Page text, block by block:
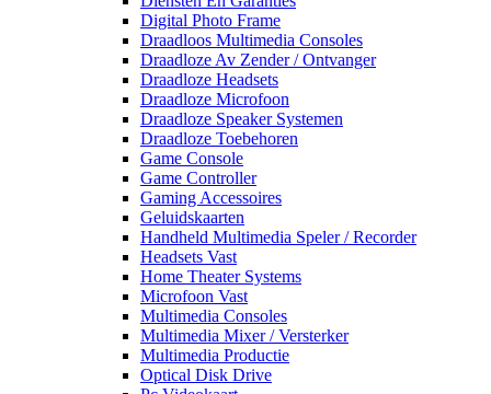
Digital Photo Frame
Draadloos Multimedia Consoles
Draadloze Av Zender / Ontvanger
Draadloze Headsets
Draadloze Microfoon
Draadloze Speaker Systemen
Draadloze Toebehoren
Game Console
Game Controller
Gaming Accessoires
Geluidskaarten
Handheld Multimedia Speler / Recorder
Headsets Vast
Home Theater Systems
Microfoon Vast
Multimedia Consoles
Multimedia Mixer / Versterker
Multimedia Productie
Optical Disk Drive